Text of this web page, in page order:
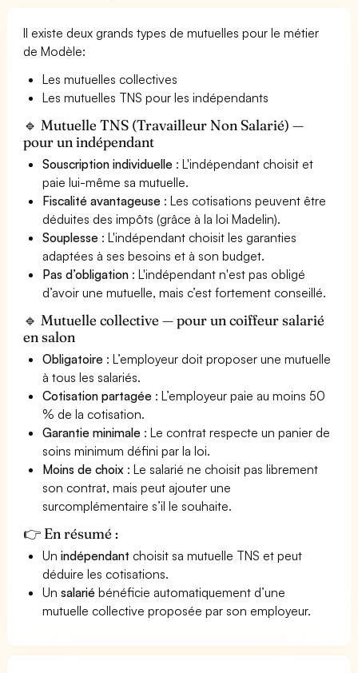
Il existe deux grands types de mutuelles pour le métier
de Modèle:
Les mutuelles collectives
Les mutuelles TNS pour les indépendants
🔹 Mutuelle TNS (Travailleur Non Salarié) —
pour un indépendant
Souscription individuelle : L'indépendant choisit et
paie lui-même sa mutuelle.
Fiscalité avantageuse : Les cotisations peuvent être
déduites des impôts (grâce à la loi Madelin).
Souplesse : L'indépendant choisit les garanties
adaptées à ses besoins et à son budget.
Pas d’obligation : L'indépendant n'est pas obligé
d’avoir une mutuelle, mais c’est fortement conseillé.
🔹 Mutuelle collective — pour un coiffeur salarié
en salon
Obligatoire : L’employeur doit proposer une mutuelle
à tous les salariés.
Cotisation partagée : L’employeur paie au moins 50
% de la cotisation.
Garantie minimale : Le contrat respecte un panier de
soins minimum défini par la loi.
Moins de choix : Le salarié ne choisit pas librement
son contrat, mais peut ajouter une
surcomplémentaire s’il le souhaite.
👉 En résumé :
Unindépendant choisit sa mutuelle TNS et peut
déduire les cotisations.
Unsalarié bénéficie automatiquement d’une
mutuelle collective proposée par son employeur.